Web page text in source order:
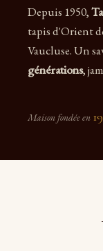
Depuis 1950,
tapis d'Orient
Vaucluse. Un
générations,
Maison fondée en